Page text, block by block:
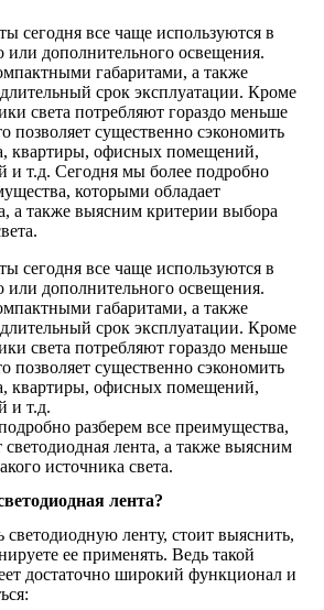
сегодня все чаще используются в
или дополнительного освещения.
габаритами, а также
срок эксплуатации. Кроме
света потребляют гораздо меньше
позволяет существенно сэкономить
квартиры, офисных помещений,
и т.д. Сегодня мы более подробно
которыми обладает
а также выясним критерии выбора
сегодня все чаще используются в
или дополнительного освещения.
габаритами, а также
срок эксплуатации. Кроме
света потребляют гораздо меньше
позволяет существенно сэкономить
квартиры, офисных помещений,
и т.д.
разберем все преимущества,
лента, а также выясним
источника света.
лента?
ленту, стоит выяснить,
ее применять. Ведь такой
достаточно широкий функционал и